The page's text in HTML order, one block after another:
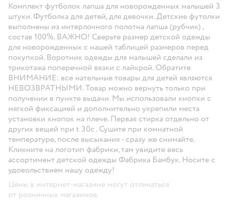
Комплект футболок лапша для новорожденных малышей 3
штуки. Футболка для детей, для девочки. Детские футолки
выполнены из интерлочного полотна лапша (рубчик) ,
состав 100%. ВАЖНО! Сверьте размер детской одежды
для новорожденных с нашей таблицей размеров перед
покупкой. Воротник одежды для малышей сделали из
трикотажа поперечной вязки с лайкрой. Обратите
ВНИМАНИЕ: все нательные товары для детей являются
НЕВОЗВРАТНЫМИ. Товар можно вернуть только при
получении в пункте выдачи. Мы использовали кнопки с
мягкой фиксацией и дополнительно укрепили места
установки кнопок на плече. Первая стирка отдельно от
других вещей при t 30c . Сушите при комнатной
температуре, после высыхания - сразу же снимайте.
Кликните на логотип фабрики, там увидите весь
ассортимент детской одежды Фабрика Бамбук. Носите с
удовольствием нашу одежду!
Цены в интернет-магазине могут отличаться
от розничных магазинов.